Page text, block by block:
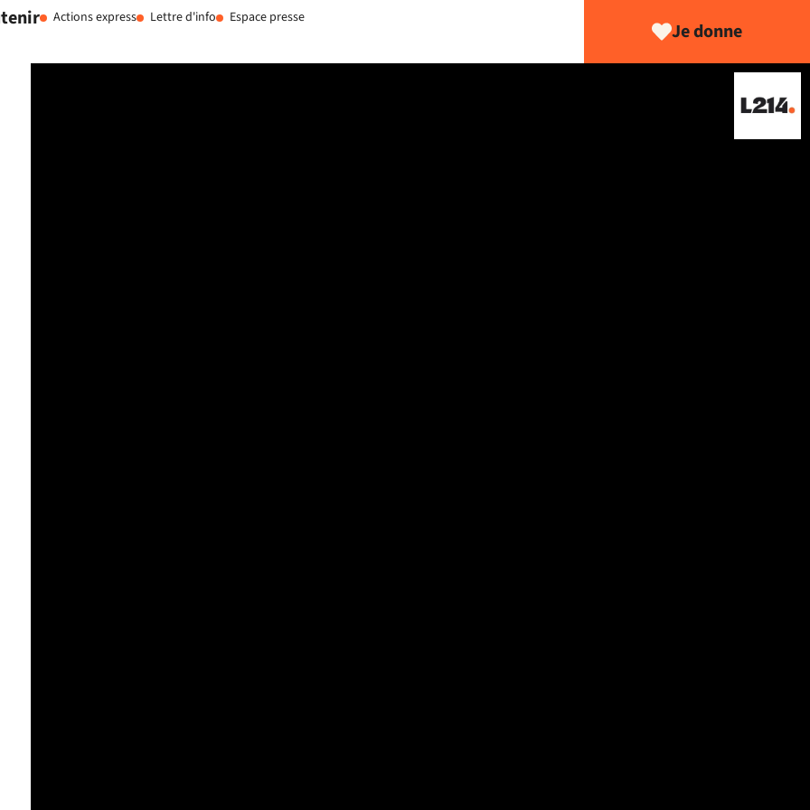
Actions express Lettre d'info Espace presse
Je donne